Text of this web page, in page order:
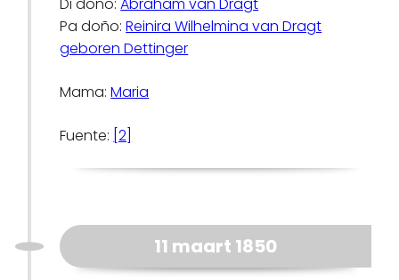
Pa doño:Reinira Wilhelmina van Dragt
geboren Dettinger
Mama:Maria
Fuente: [2]
11 maart 1850